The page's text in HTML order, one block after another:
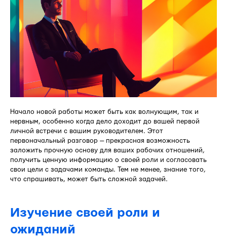
Начало новой работы может быть как волнующим, так и
нервным, особенно когда дело доходит до вашей первой
личной встречи с вашим руководителем. Этот
первоначальный разговор — прекрасная возможность
заложить прочную основу для ваших рабочих отношений,
получить ценную информацию о своей роли и согласовать
свои цели с задачами команды. Тем не менее, знание того,
что спрашивать, может быть сложной задачей.
Изучение своей роли и
ожиданий